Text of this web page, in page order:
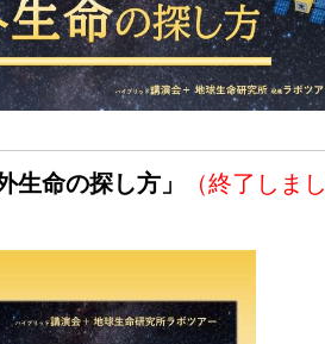
生命の探し方」
（終了しま